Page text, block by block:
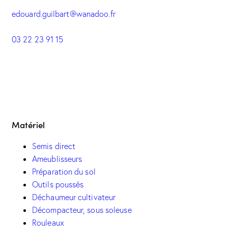
edouard.guilbart@wanadoo.fr
03 22 23 91 15
Matériel
Semis direct
Ameublisseurs
Préparation du sol
Outils poussés
Déchaumeur cultivateur
Décompacteur, sous soleuse
Rouleaux